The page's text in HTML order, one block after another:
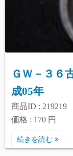
ＧＷ－３６
成05年
商品ID : 219219
価格 : 170 円
続きを読む